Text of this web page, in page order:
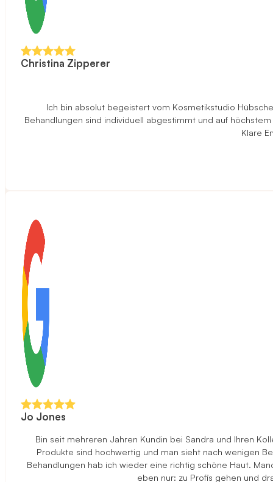
Christina Zipperer
Ich bin absolut begeistert vom Kosmetikstudio
Behandlungen sind individuell abgestimmt und auf
Klare
Jo Jones
Bin seit mehreren Jahren Kundin bei Sandra und Ihren
Produkte sind hochwertig und man sieht nach wenigen
Behandlungen hab ich wieder eine richtig schöne Haut.
eben nur: zu Profis gehen und